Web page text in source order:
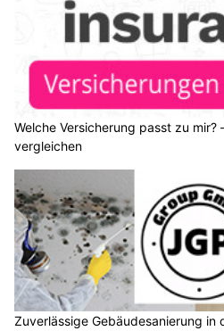
Welche Versicherung passt zu mir?
vergleichen
Zuverlässige Gebäudesanierung in